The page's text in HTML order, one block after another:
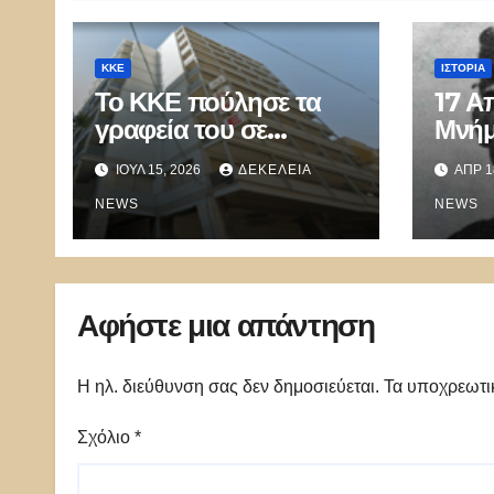
ΚΚΕ
Το ΚΚΕ πούλησε τα
γραφεία του σε
Ισραηλινούς και τώρα
οι συνδικαλιστές του
απαιτούν την
απομάκρυνσή τους!
ΙΟΎΛ 15, 2026 ΔΕΚΈΛΕΙΑ
NEWS
ΙΣΤΟΡΊΑ
17
ΑΠΡ
NEWS
Αφήστε μια απάντηση
Η ηλ. διεύθυνση σας δεν δημοσιεύεται. Τα
Σχόλιο *